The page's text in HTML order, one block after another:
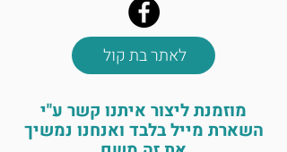
לאתר בת קול
מוזמנת ליצור איתנו קשר ע"י
השארת מייל בלבד ואנחנו נמשיך